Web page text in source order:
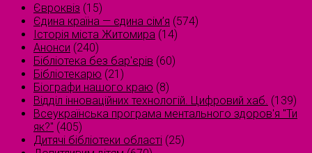
Євроквіз (15)
Єдина країна — єдина сім’я (574)
Історія міста Житомира (14)
Анонси (240)
Бібліотека без бар'єрів (60)
Бібліотекарю (21)
Біографи нашого краю (8)
Відділ інноваційних технологій. Цифровий хаб. (139)
Всеукраїнська програма ментального здоров'я "Ти
як?" (405)
Дитячі бібліотеки області (25)